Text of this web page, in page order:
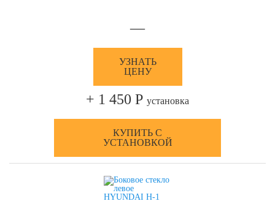
—
УЗНАТЬ
ЦЕНУ
+ 1 450 Р установка
КУПИТЬ С
УСТАНОВКОЙ